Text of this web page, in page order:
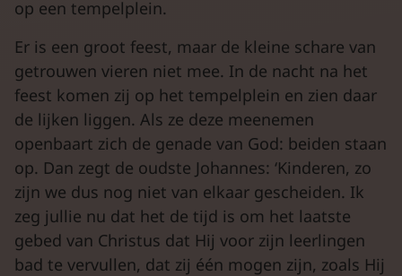
op een tempelplein.
Er is een groot feest, maar de kleine schare van
getrouwen vieren niet mee. In de nacht na het
feest komen zij op het tempelplein en zien daar
de lijken liggen. Als ze deze meenemen
openbaart zich de genade van God: beiden staan
op. Dan zegt de oudste Johannes: ‘Kinderen, zo
zijn we dus nog niet van elkaar gescheiden. Ik
zeg jullie nu dat het de tijd is om het laatste
gebed van Christus dat Hij voor zijn leerlingen
bad te vervullen, dat zij één mogen zijn, zoals Hij